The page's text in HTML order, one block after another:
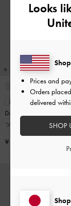
再入荷
Duo ドゥオ キルトスモ
ット
ソフトピンク
¥ 5,900
Looks
Prices and
Orders
delivered
SHOP